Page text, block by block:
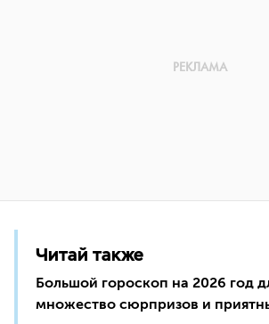
Читай также
Большой гороскоп на 2026 год
множество сюрпризов и